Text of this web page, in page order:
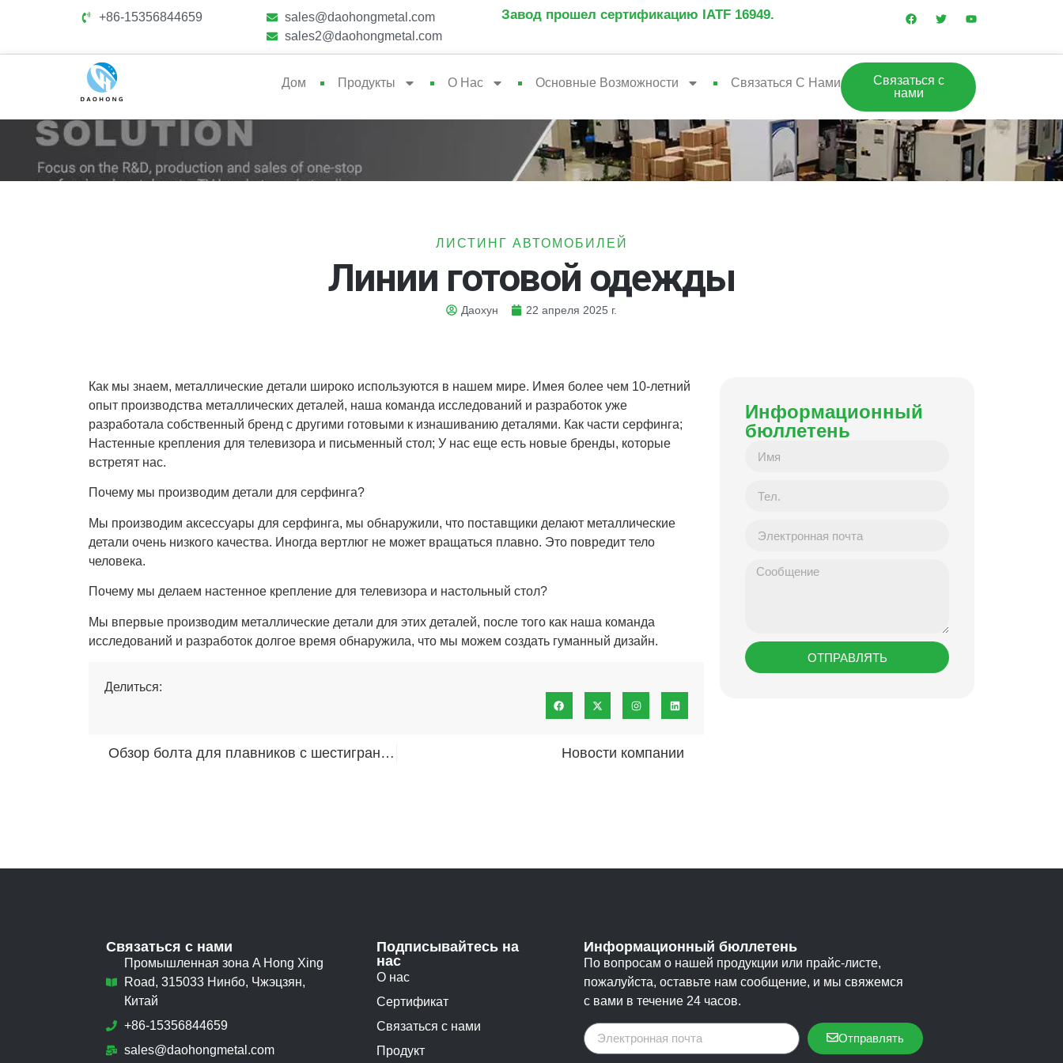
+86-15356844659
sales@daohongmetal.com
sales2@daohongmetal.com
Завод прошел сертификацию IATF 16949.
Дом Продукты О Нас Основные Возможности Связаться С Нами
Связаться с
нами
ЛИСТИНГ АВТОМОБИЛЕЙ
Линии готовой одежды
Даохун 22 апреля 2025 г.
Как мы знаем, металлические детали широко используются в нашем мире. Имея более чем 10-летний
опыт производства металлических деталей, наша команда исследований и разработок уже
разработала собственный бренд с другими готовыми к изнашиванию деталями. Как части серфинга;
Настенные крепления для телевизора и письменный стол; У нас еще есть новые бренды, которые
встретят нас.
Почему мы производим детали для серфинга?
Мы производим аксессуары для серфинга, мы обнаружили, что поставщики делают металлические
детали очень низкого качества. Иногда вертлюг не может вращаться плавно. Это повредит тело
человека.
Почему мы делаем настенное крепление для телевизора и настольный стол?
Мы впервые производим металлические детали для этих деталей, после того как наша команда
исследований и разработок долгое время обнаружила, что мы можем создать гуманный дизайн.
Делиться:
Обзор болта для плавников с шестигранной головкой, который вам нужен Новости компании
Информационный
бюллетень
ОТПРАВЛЯТЬ
Связаться с нами
Промышленная зона A Hong Xing
Road, 315033 Нинбо, Чжэцзян,
Китай
+86-15356844659
sales@daohongmetal.com
Подписывайтесь на
нас
О нас
Сертификат
Связаться с нами
Продукт
Информационный бюллетень
По вопросам о нашей продукции или прайс-листе,
пожалуйста, оставьте нам сообщение, и мы свяжемся
с вами в течение 24 часов.
Отправлять